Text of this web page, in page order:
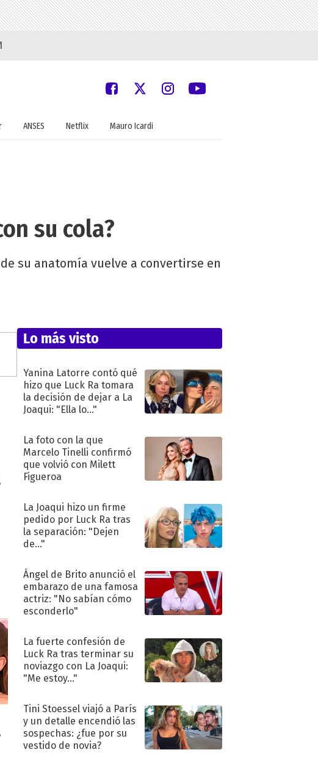
ANSES Netflix Mauro Icardi
su cola?
su anatomía vuelve a convertirse en
Lo más visto
Yanina Latorre contó qué
hizo que Luck Ra tomara
la decisión de dejar a La
Joaqui: "Ella lo..."
La foto con la que
Marcelo Tinelli confirmó
que volvió con Milett
Figueroa
La Joaqui hizo un firme
pedido por Luck Ra tras
la separación: "Dejen
de..."
Ángel de Brito anunció el
embarazo de una famosa
actriz: "No sabían cómo
esconderlo"
La fuerte confesión de
Luck Ra tras terminar su
noviazgo con La Joaqui:
"Me estoy..."
Tini Stoessel viajó a París
y un detalle encendió las
sospechas: ¿fue por su
vestido de novia?